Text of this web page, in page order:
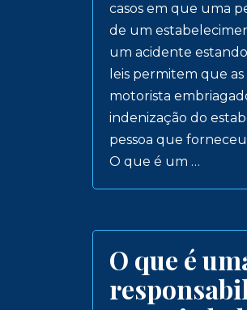
casos em que uma
de um
um acidente
leis permitem que
motorista
indenização do
pessoa que
O que é um …
O que é